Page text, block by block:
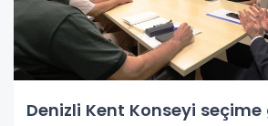
Denizli Kent Konseyi